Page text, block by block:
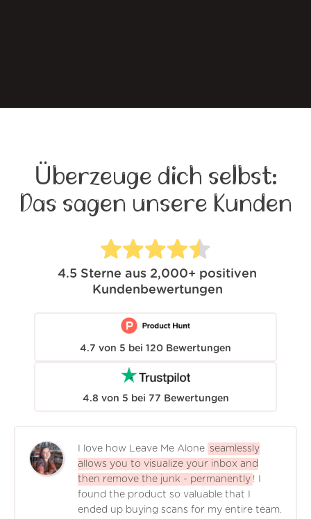
Überzeuge dich selbst:
Das sagen unsere Kunden
4.5 Sterne aus 2,000+ positiven
Kundenbewertungen
4.7 von 5 bei 120 Bewertungen
4.8 von 5 bei 77 Bewertungen
I love how Leave Me Alone seamlessly
allows you to visualize your inbox and
then remove the junk - permanently ! I
found the product so valuable that I
ended up buying scans for my entire team.